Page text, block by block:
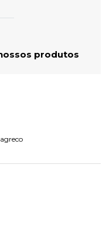
produtos